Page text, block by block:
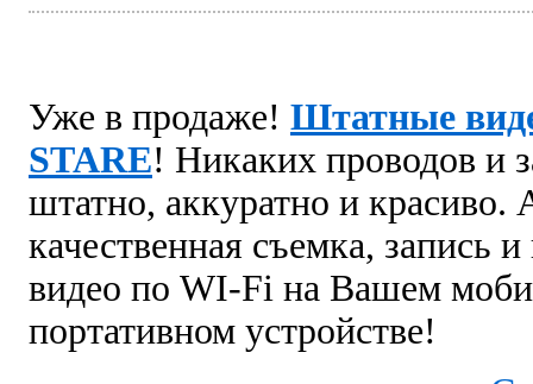
Уже в продаже! Штатные
STARE! Никаких проводов и
штатно, аккуратно и красиво.
качественная съемка, запись
видео по WI-Fi на Вашем
портативном устройстве!